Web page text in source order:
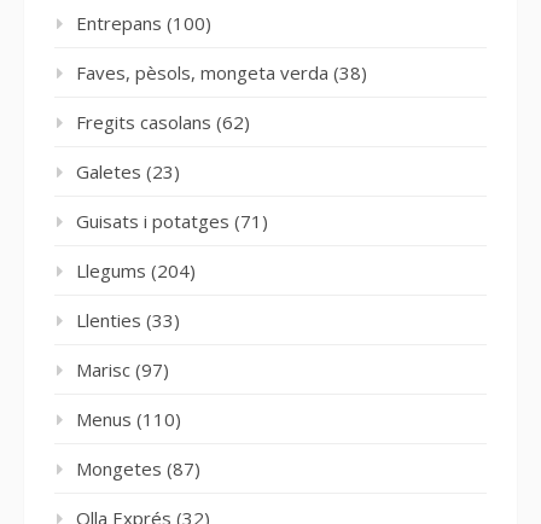
Entrepans (100)
Faves, pèsols, mongeta verda (38)
Fregits casolans (62)
Galetes (23)
Guisats i potatges (71)
Llegums (204)
Llenties (33)
Marisc (97)
Menus (110)
Mongetes (87)
Olla Exprés (32)